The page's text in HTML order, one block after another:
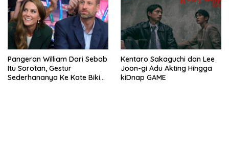
Pangeran William Dari Sebab
Itu Sorotan, Gestur
Sederhananya Ke Kate Bikin
Kentaro Sakaguchi dan Lee
Joon-gi Adu Akting Hingga
kiDnap GAME